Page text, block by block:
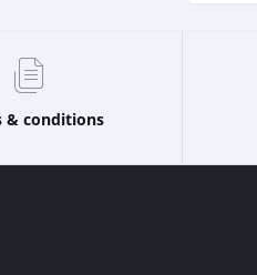
& conditions